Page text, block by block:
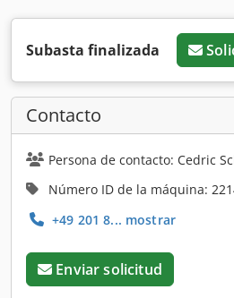
Subasta finalizada
Contacto
Persona de contacto: Cedric
Número ID de la máquina:
+49 201 8... mostrar
Enviar solicitud